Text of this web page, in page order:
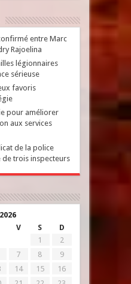
entre Marc
Rajoelina
légionnaires
sérieuse
favoris
pour améliorer
aux services
de la police
de trois inspecteurs
V S
D
1
2
7 8
9
14 15
16